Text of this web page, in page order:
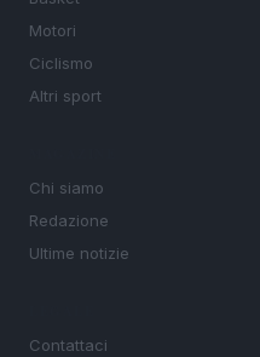
Motori
Ciclismo
Altri sport
Chi siamo
Redazione
Ultime notizie
Contattaci